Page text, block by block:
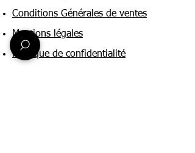
Conditions Générales de ventes
Mentions légales
Politique de confidentialité